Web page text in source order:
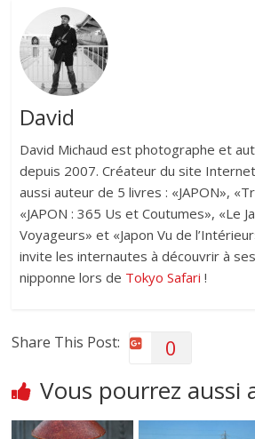
David
David Michaud est photographe et
depuis 2007. Créateur du site
aussi auteur de 5 livres : «JAPON»,
«JAPON : 365 Us et Coutumes», «Le
Voyageurs» et «Japon Vu de
invite les internautes à découvrir à
nipponne lors de Tokyo Safari !
Share This Post: 0
Vous pourrez aussi